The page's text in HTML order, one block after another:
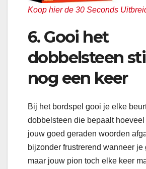
Koop hier de 30 Seconds
6. Gooi het
dobbelsteen
nog een keer
Bij het bordspel gooi je elke
dobbelsteen die bepaalt hoeveel
jouw goed geraden woorden
bijzonder frustrerend wanneer je
maar jouw pion toch elke keer